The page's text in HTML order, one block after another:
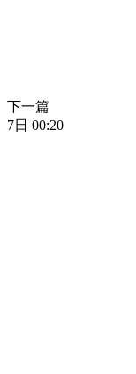
下一篇
7日 00:20